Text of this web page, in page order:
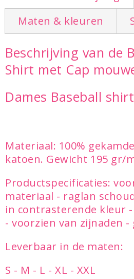
Maten & kleuren
Beschrijving van de
Shirt met Cap
Dames Baseball
Materiaal: 100%
katoen. Gewicht 195 gr/
Productspecificaties:
materiaal - raglan
in contrasterende kleur
- voorzien van zijnaden
Leverbaar in de maten:
S - M - L - XL - XXL